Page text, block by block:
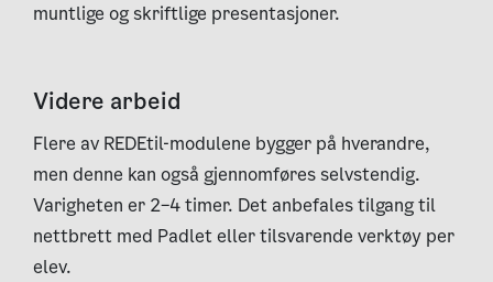
muntlige og skriftlige presentasjoner.
Videre arbeid
Flere av REDEtil-modulene bygger på hverandre,
men denne kan også gjennomføres selvstendig.
Varigheten er 2–4 timer. Det anbefales tilgang til
nettbrett med Padlet eller tilsvarende verktøy per
elev.